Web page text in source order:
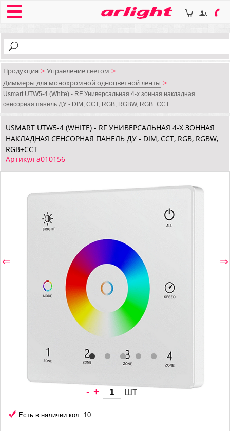
Продукция > Управление светом >
Диммеры для монохромной одноцветной ленты >
Usmart UTW5-4 (White) - RF Универсальная 4-х зонная накладная
сенсорная панель ДУ - DIM, CCT, RGB, RGBW, RGB+CCT
USMART UTW5-4 (WHITE) - RF УНИВЕРСАЛЬНАЯ 4-Х ЗОННАЯ
НАКЛАДНАЯ СЕНСОРНАЯ ПАНЕЛЬ ДУ - DIM, CCT, RGB, RGBW,
RGB+CCT
Артикул a010156
⇐ ⇒
- + шт 1 630 грн/
Есть в наличии кол: 10